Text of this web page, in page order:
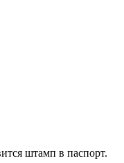
штамп в паспорт.